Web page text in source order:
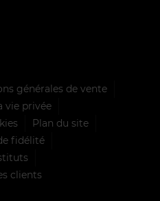
générales de vente
vie privée
Plan du site
fidélité
clients